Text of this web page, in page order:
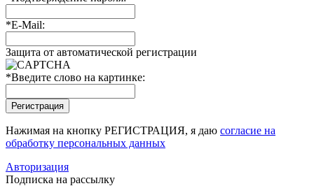
*E-Mail:
Защита от автоматической регистрации
*Введите слово на картинке:
Нажимая на кнопку РЕГИСТРАЦИЯ, я даю согласие на
обработку персональных данных
Авторизация
Подписка на рассылку